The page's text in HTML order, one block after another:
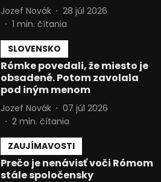
Jozef Novák
28 júl 2026
1 min. čítania
SLOVENSKO
Rómke povedali, že miesto je
obsadené. Potom zavolala
pod iným menom
Jozef Novák
07 júl 2026
2 min. čítania
ZAUJÍMAVOSTI
Prečo je nenávisť voči Rómom
stále spoločensky